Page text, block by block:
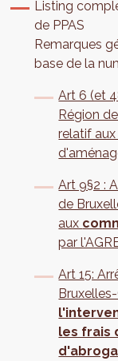
Listing
de PPAS
Remarques
base de la
Art 6 (et
Région
relatif aux
Art 9§2 :
de
aux
par
Art 15:
les frais